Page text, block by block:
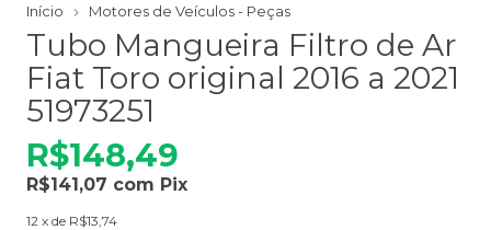
Início Motores de Veículos - Peças
Tubo Mangueira Filtro de Ar
Fiat Toro original 2016 a 2021
51973251
R$148,49
R$141,07 com Pix
12 x de R$13,74